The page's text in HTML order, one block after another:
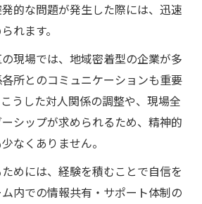
的な問題が発生した際には、迅速
れます。
現場では、地域密着型の企業が多
所とのコミュニケーションも重要
うした対人関係の調整や、現場全
シップが求められるため、精神的
なくありません。
めには、経験を積むことで自信を
内での情報共有・サポート体制の